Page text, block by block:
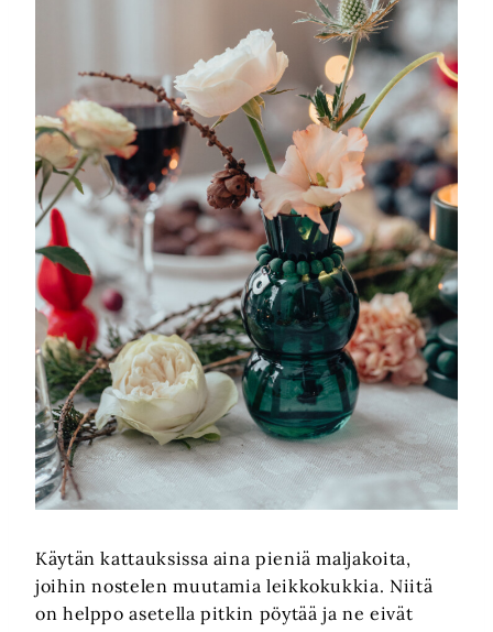
Käytän kattauksissa aina pieniä maljakoita,
joihin nostelen muutamia leikkokukkia. Niitä
on helppo asetella pitkin pöytää ja ne eivät